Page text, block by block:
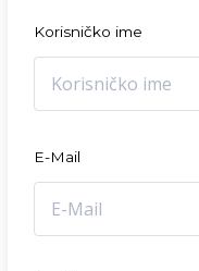
Korisničko ime
E-Mail